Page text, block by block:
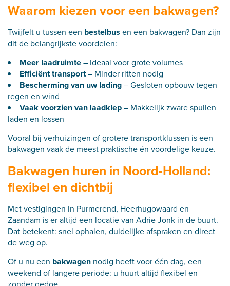
Waarom kiezen voor een bakwagen?
Twijfelt u tussen een bestelbus en een bakwagen? Dan zijn
dit de belangrijkste voordelen:
Meer laadruimte– Ideaal voor grote volumes
Efficiënt transport– Minder ritten nodig
Bescherming van uw lading– Gesloten opbouw tegen
regen en wind
Vaak voorzien van laadklep– Makkelijk zware spullen
laden en lossen
Vooral bij verhuizingen of grotere transportklussen is een
bakwagen vaak de meest praktische én voordelige keuze.
Bakwagen huren in Noord-Holland:
flexibel en dichtbij
Met vestigingen in Purmerend, Heerhugowaard en
Zaandam is er altijd een locatie van Adrie Jonk in de buurt.
Dat betekent: snel ophalen, duidelijke afspraken en direct
de weg op.
Of u nu een bakwagen nodig heeft voor één dag, een
weekend of langere periode: u huurt altijd flexibel en